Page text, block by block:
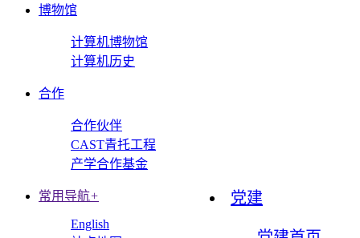
博物馆
计算机博物馆
计算机历史
合作
合作伙伴
CAST青托工程
产学合作基金
党建
常用导航+
English